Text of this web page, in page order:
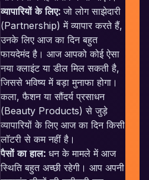
व्यापारियों के लिए: जो लोग साझेदारी
(Partnership) में व्यापार करते हैं,
उनके लिए आज का दिन बहुत
फायदेमंद है। आज आपको कोई ऐसा
नया क्लाइंट या डील मिल सकती है,
जिससे भविष्य में बड़ा मुनाफा होगा।
कला, फैशन या सौंदर्य प्रसाधन
(Beauty Products) से जुड़े
व्यापारियों के लिए आज का दिन किसी
लॉटरी से कम नहीं है।
पैसों का हाल: धन के मामले में आज
स्थिति बहुत अच्छी रहेगी। आप अपनी